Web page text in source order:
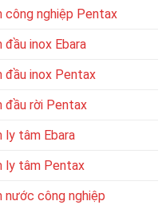
công nghiệp Pentax
đầu inox Ebara
đầu inox Pentax
đầu rời Pentax
ly tâm Ebara
ly tâm Pentax
nước công nghiệp